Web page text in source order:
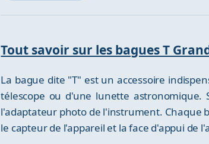
Tout savoir sur les bagues T
La bague dite "T" est un accessoire
télescope ou d'une lunette
l'adaptateur photo de l'instrument. Chaque
le capteur de l'appareil et la face d'appui de